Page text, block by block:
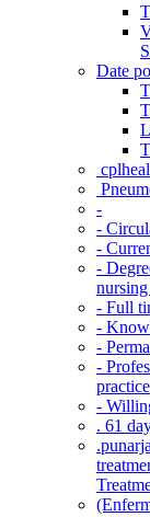
Date
-
-
-
-
- Full
-
-
-
practice
-
. 61